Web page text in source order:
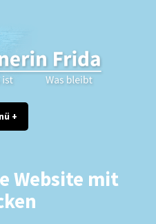
Beerdigungen in Berlin
+
Website mit